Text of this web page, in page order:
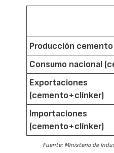
Producción cemento
Consumo nacional
Exportaciones
(cemento+clínker)
Importaciones
(cemento+clínker)
Fuente: Ministerio de